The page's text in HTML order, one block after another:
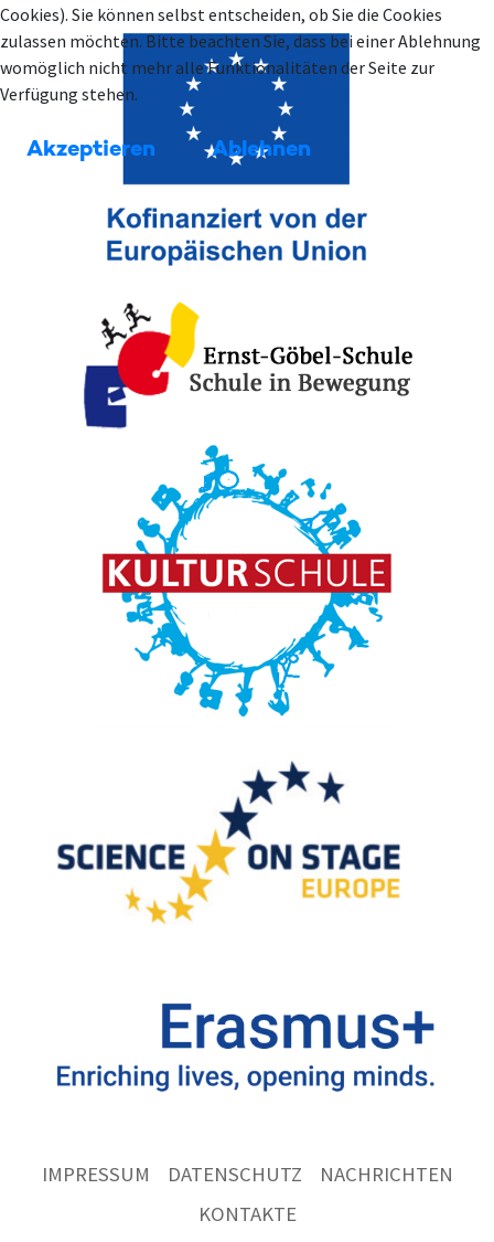
IMPRESSUM DATENSCHUTZ
NACHRICHTEN
KONTAKTE
Cookies). Sie können selbst entscheiden, ob Sie die Cookies
zulassen möchten. Bitte beachten Sie, dass bei einer Ablehnung
womöglich nicht mehr alle Funktionalitäten der Seite zur
Verfügung stehen.
Akzeptieren Ablehnen